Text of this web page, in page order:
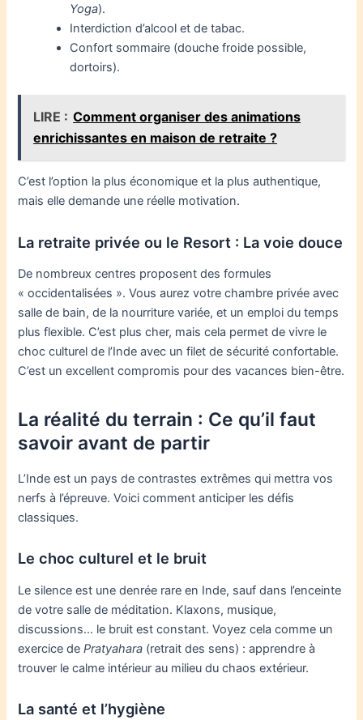
Yoga).
Interdiction d’alcool et de tabac.
Confort sommaire (douche froide possible,
dortoirs).
LIRE : Comment organiser des animations
enrichissantes en maison de retraite ?
C’est l’option la plus économique et la plus authentique,
mais elle demande une réelle motivation.
La retraite privée ou le Resort : La voie douce
De nombreux centres proposent des formules
« occidentalisées ». Vous aurez votre chambre privée avec
salle de bain, de la nourriture variée, et un emploi du temps
plus flexible. C’est plus cher, mais cela permet de vivre le
choc culturel de l’Inde avec un filet de sécurité confortable.
C’est un excellent compromis pour des vacances bien-être.
La réalité du terrain : Ce qu’il faut
savoir avant de partir
L’Inde est un pays de contrastes extrêmes qui mettra vos
nerfs à l’épreuve. Voici comment anticiper les défis
classiques.
Le choc culturel et le bruit
Le silence est une denrée rare en Inde, sauf dans l’enceinte
de votre salle de méditation. Klaxons, musique,
discussions… le bruit est constant. Voyez cela comme un
exercice dePratyahara (retrait des sens) : apprendre à
trouver le calme intérieur au milieu du chaos extérieur.
La santé et l’hygiène